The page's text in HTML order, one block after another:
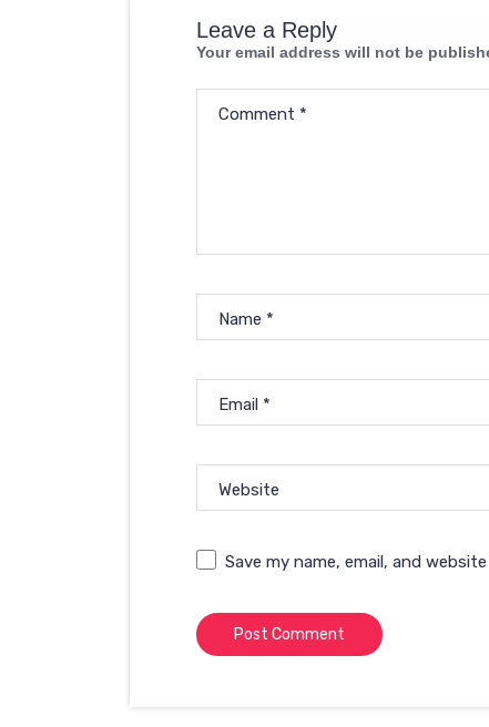
Leave a Reply
Your email address will not be
Comment *
Name *
Email *
Website
Save my name, email, and